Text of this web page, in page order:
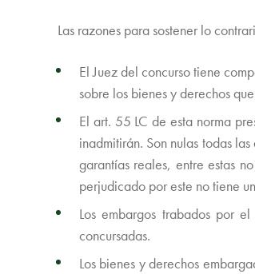
Las razones para sostener lo
El Juez del concurso tiene
sobre los bienes y derechos
El art. 55 LC de esta norma
inadmitirán. Son nulas todas
garantías reales, entre estas
perjudicado por este no tiene
Los embargos trabados por
concursadas.
Los bienes y derechos